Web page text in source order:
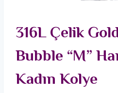
316L Çelik
Bubble “M”
Kadın Kolye